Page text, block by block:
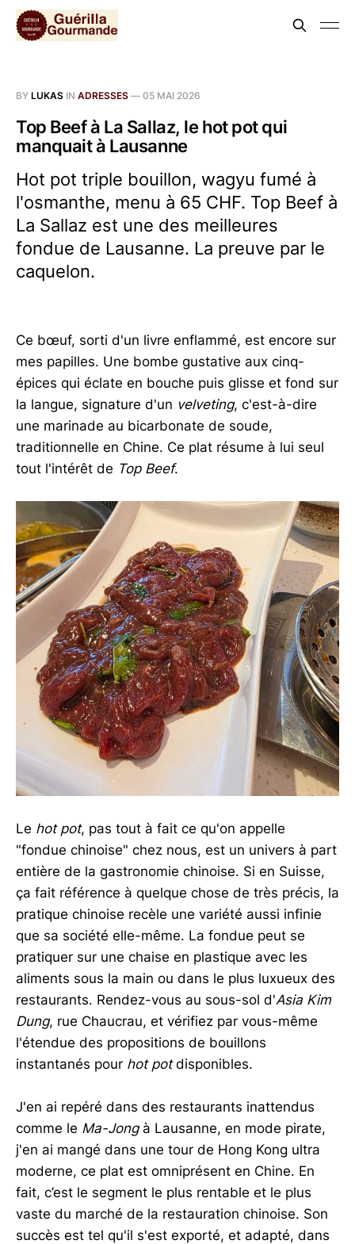
BY LUKAS IN ADRESSES — 05 MAI 2026
Top Beef à La Sallaz, le hot pot qui
manquait à Lausanne
Hot pot triple bouillon, wagyu fumé à
l'osmanthe, menu à 65 CHF. Top Beef à
La Sallaz est une des meilleures
fondue de Lausanne. La preuve par le
caquelon.
Ce bœuf, sorti d'un livre enflammé, est encore sur
mes papilles. Une bombe gustative aux cinq-
épices qui éclate en bouche puis glisse et fond sur
la langue, signature d'un velveting, c'est-à-dire
une marinade au bicarbonate de soude,
traditionnelle en Chine. Ce plat résume à lui seul
tout l'intérêt de Top Beef.
Le hot pot, pas tout à fait ce qu'on appelle
"fondue chinoise" chez nous, est un univers à part
entière de la gastronomie chinoise. Si en Suisse,
ça fait référence à quelque chose de très précis, la
pratique chinoise recèle une variété aussi infinie
que sa société elle-même. La fondue peut se
pratiquer sur une chaise en plastique avec les
aliments sous la main ou dans le plus luxueux des
restaurants. Rendez-vous au sous-sol d'Asia Kim
Dung, rue Chaucrau, et vérifiez par vous-même
l'étendue des propositions de bouillons
instantanés pour hot potdisponibles.
J'en ai repéré dans des restaurants inattendus
comme le Ma-Jongà Lausanne, en mode pirate,
j'en ai mangé dans une tour de Hong Kong ultra
moderne, ce plat est omniprésent en Chine. En
fait, c’est le segment le plus rentable et le plus
vaste du marché de la restauration chinoise. Son
succès est tel qu'il s'est exporté, et adapté, dans